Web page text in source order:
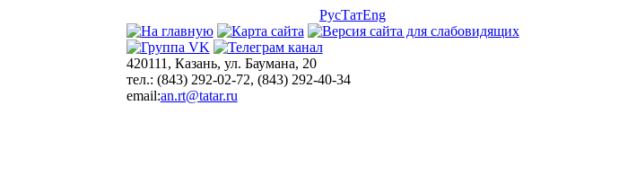
РусТатEng
420111, Казань, ул. Баумана, 20
тел.: (843) 292-02-72, (843) 292-40-34
email:an.rt@tatar.ru